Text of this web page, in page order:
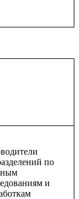
по
и